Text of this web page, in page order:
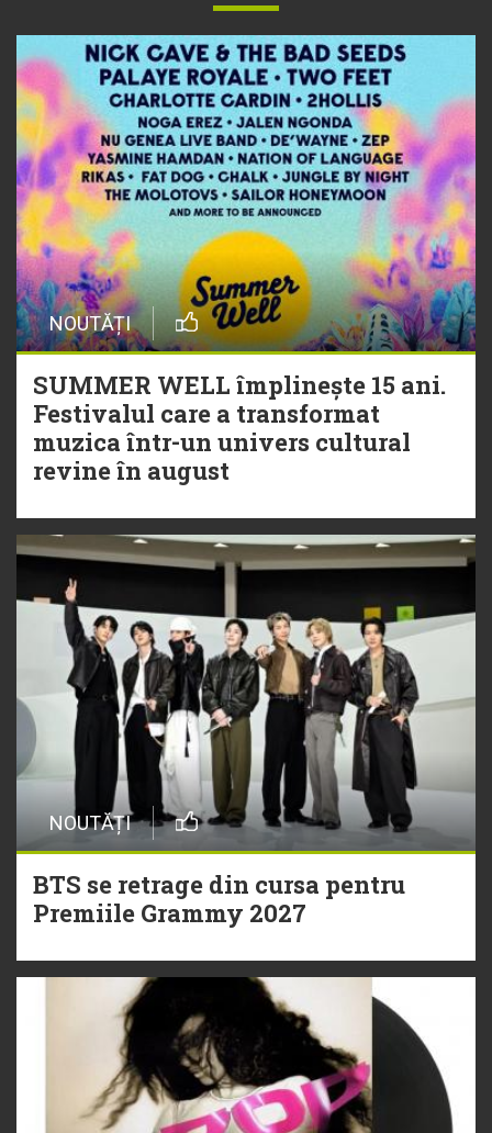
NOUTĂȚI
SUMMER WELL împlinește 15 ani.
Festivalul care a transformat
muzica într-un univers cultural
revine în august
NOUTĂȚI
BTS se retrage din cursa pentru
Premiile Grammy 2027